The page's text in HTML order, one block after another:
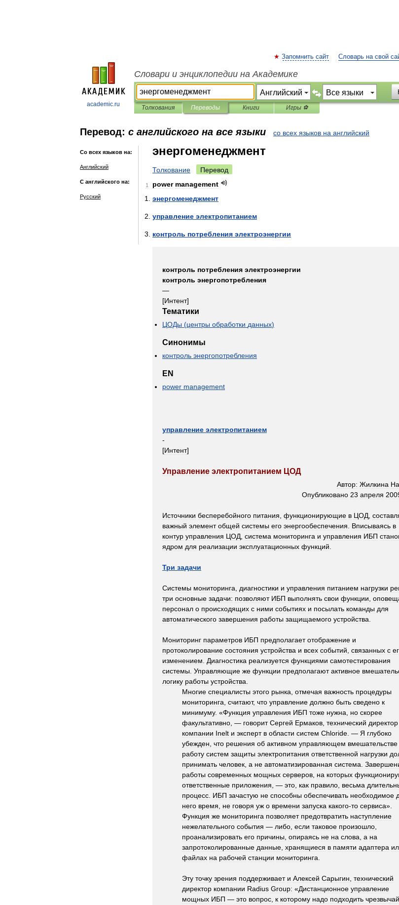
academic.ru
Запомнить сайт Словарь на свой
Словари и энциклопедии на Академике
Толкования Переводы Книги Игры ⚽
Перевод: с английского на все языки со всех языков на английский
Со всех языков на:
Английский
С английского на:
Русский
энергоменеджмент
Толкование Перевод
1 power management
энергоменеджмент
управление электропитанием
контроль потребления электроэнергии
контроль потребления электроэнергии
контроль энергопотребления
—
[Интент]
Тематики
ЦОДы (центры обработки данных)
Синонимы
контроль энергопотребления
EN
power management
управление электропитанием
-
[Интент]
Управление электропитанием ЦОД
Автор: Жилкина
Опубликовано 23 апреля
Источники бесперебойного питания функционирующие в ЦОД
важный элемент общей системы его энергообеспечения Вписываясь в
контур управления ЦОД система мониторинга и управления ИБП
ядром для реализации эксплуатационных функций
Три задачи
Системы мониторинга диагностики и управления питанием нагрузки
три основные задачи: позволяют ИБП выполнять свои функции
персонал о происходящих с ними событиях и посылать команды для
автоматического завершения работы защищаемого устройства
Мониторинг параметров ИБП предполагает отображение и
протоколирование состояния устройства и всех событий связанных с
изменением
Диагностика реализуется функциями самотестирования
системы Управляющие же функции предполагают активное
логику работы устройства
Многие специалисты этого рынка отмечая важность процедуры
мониторинга считают, что управление должно быть сведено к
минимуму. «Функция управления ИБП тоже нужна но скорее
факультативно , — говорит Сергей Ермаков технический директор
компании Inelt и эксперт в области систем Chloride . — Я глубоко
убежден что решения об активном управляющем вмешательстве
работу систем защиты электропитания ответственной нагрузки
принимать человек а не автоматизированная система
работы современных мощных серверов на которых
ответственные приложения , — это как правило весьма
процесс ИБП зачастую не способны обеспечивать необходимое
него время не говоря уж о времени запуска какого-то сервиса».
Функция же мониторинга позволяет предотвратить наступление
нежелательного события — либо если таковое произошло
проанализировать его причины опираясь не на слова а на
запротоколированные данные хранящиеся в памяти адаптера
файлах на рабочей станции мониторинга
Эту точку зрения поддерживает и Алексей Сарыгин технический
директор компании Radius Group: «Дистанционное управление
мощных ИБП — это вопрос к которому надо подходить